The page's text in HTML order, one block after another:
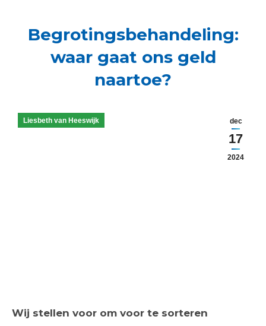
Begrotingsbehandeling:
waar gaat ons geld
naartoe?
dec
17
2024
Liesbeth van Heeswijk
Wij stellen voor om voor te sorteren